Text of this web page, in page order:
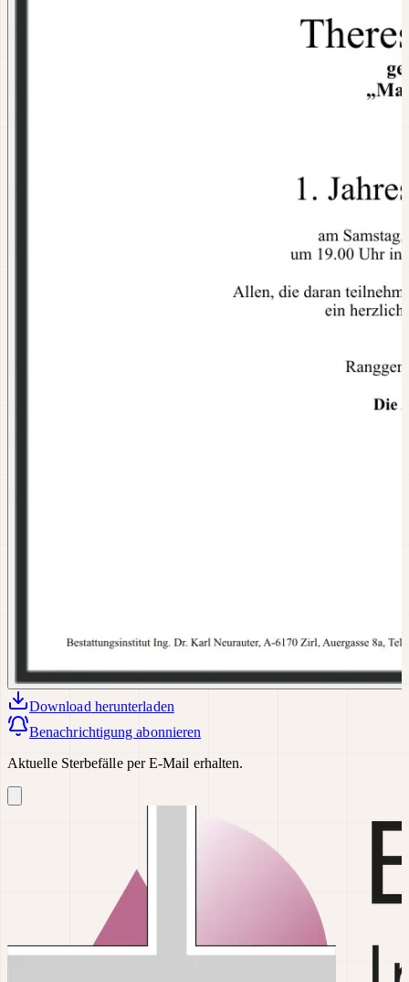
Download herunterladen
Benachrichtigung abonnieren
Aktuelle Sterbefälle per E-Mail erhalten.